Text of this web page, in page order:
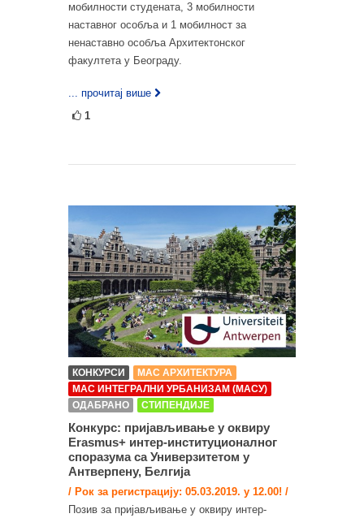
мобилности студената, 3 мобилности
наставног особља и 1 мобилност за
ненаставно особља Архитектонског
факултета у Београду.
... прочитај више
1
КОНКУРСИ
МАС АРХИТЕКТУРА
МАС ИНТЕГРАЛНИ УРБАНИЗАМ (МАСУ)
ОДАБРАНО
СТИПЕНДИЈЕ
Конкурс: пријављивање у оквиру
Erasmus+ интер-институционалног
споразума са Универзитетом у
Антверпену, Белгија
/ Рок за регистрацију: 05.03.2019. у 12.00! /
Позив за пријављивање у оквиру интер-